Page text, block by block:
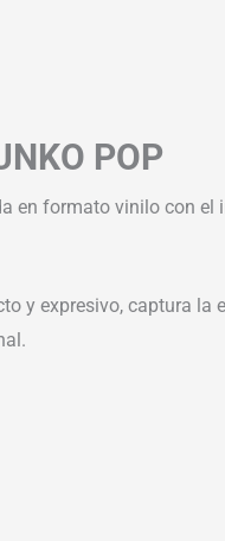
POP
en formato vinilo con el
y expresivo, captura la